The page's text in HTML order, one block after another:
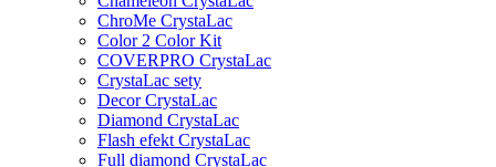
ChroMe CrystaLac
Color 2 Color Kit
COVERPRO CrystaLac
CrystaLac sety
Decor CrystaLac
Diamond CrystaLac
Flash efekt CrystaLac
Full diamond CrystaLac